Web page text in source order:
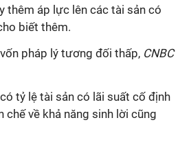
thêm áp lực lên các tài sản có
biết thêm.
pháp lý tương đối thấp, CNBC
tỷ lệ tài sản có lãi suất cố định
về khả năng sinh lời cũng